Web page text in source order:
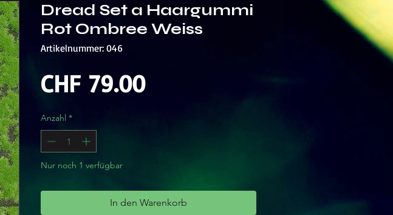
Dread Set a Haargummi
Rot Ombree Weiss
Artikelnummer: 046
CHF 79.00Preis
Anzahl *
Nur noch 1 verfügbar
In den Warenkorb